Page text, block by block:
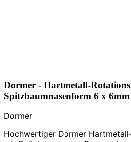
Dormer - Hartmetall-
Spitzbaumnasenform 6 x 6mm
Dormer
Hochwertiger Dormer